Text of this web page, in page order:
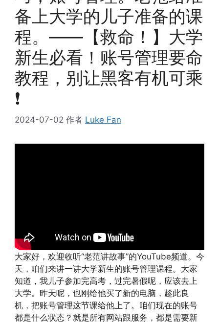
备上大学的儿子准备的课
程。——【救命！】大学
新生必看！账号管理要命
教程，别让黑客有机可乘
❗
2024-07-02 作者 Luke Fan
大家好，欢迎收听“老范讲故事”的YouTube频道。今
天，咱们来讲一讲大学新生的账号管理课程。大家
知道，我儿子参加完高考，过完暑假呢，应该去上
大学。昨天呢，也刚给他买了新的电脑，趁此良
机，把账号管理这节课给他上了。咱们现在的账号
都是什么状态？就是所有网站跟服务，都是需要新